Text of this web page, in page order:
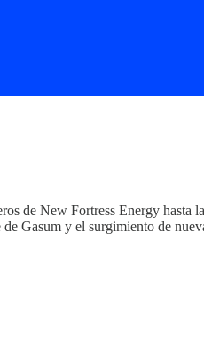
de New Fortress Energy hasta
Gasum y el surgimiento de